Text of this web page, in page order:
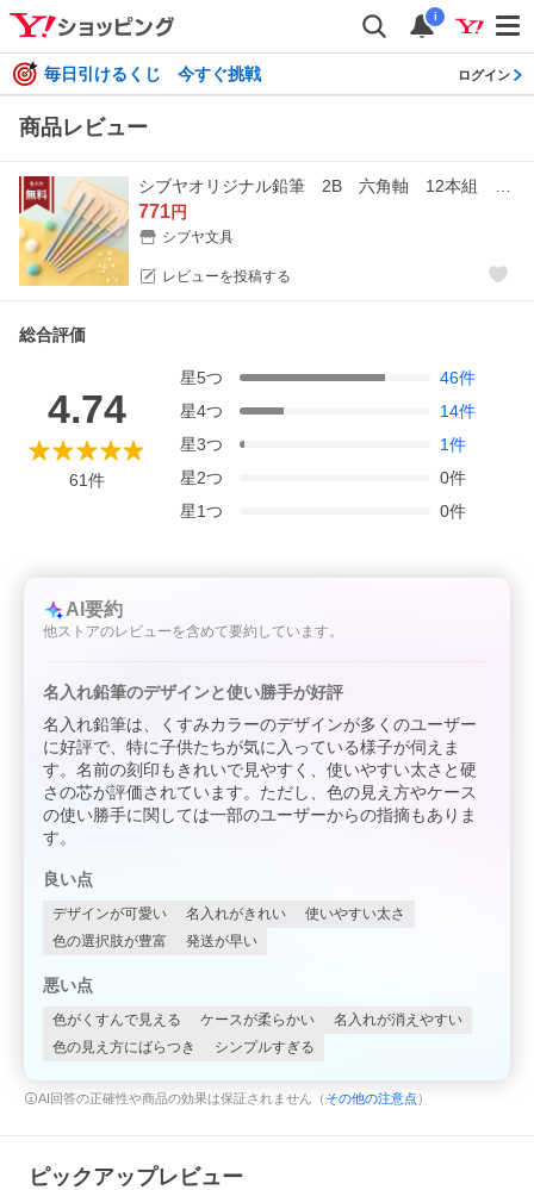
i
毎日引けるくじ 今すぐ挑戦 ログイン
商品レビュー
771円
シブヤ文具
レビューを投稿する
総合評価
4.74
61件
星5つ 46件
星4つ 14件
星3つ 1件
星2つ 0件
星1つ 0件
AI要約
他ストアのレビューを含めて要約しています。
名入れ鉛筆のデザインと使い勝手が好評
名入れ鉛筆は、くすみカラーのデザインが多くのユーザー
に好評で、特に子供たちが気に入っている様子が伺えま
す。名前の刻印もきれいで見やすく、使いやすい太さと硬
さの芯が評価されています。ただし、色の見え方やケース
の使い勝手に関しては一部のユーザーからの指摘もありま
す。
良い点
デザインが可愛い 名入れがきれい
使いやすい太さ
色の選択肢が豊富
発送が早い
悪い点
色がくすんで見える ケースが柔らかい
名入れが消えやすい
色の見え方にばらつき
シンプルすぎる
AI回答の正確性や商品の効果は保証されません（ その他の注意点 ）
ピックアップレビュー